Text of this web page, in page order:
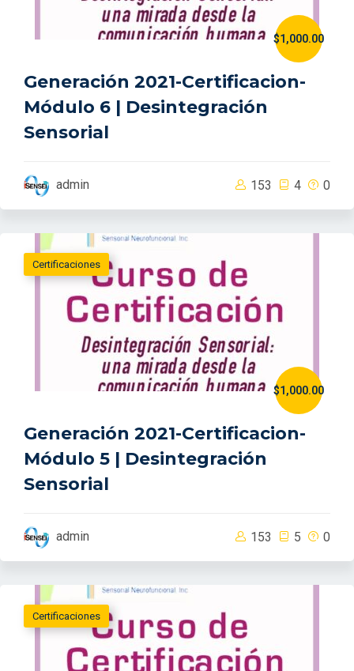
$1,000.00
Generación 2021-Certificacion-
Módulo 6 | Desintegración
Sensorial
admin 153 4 0
Certificaciones
$1,000.00
Generación 2021-Certificacion-
Módulo 5 | Desintegración
Sensorial
admin 153 5 0
Certificaciones